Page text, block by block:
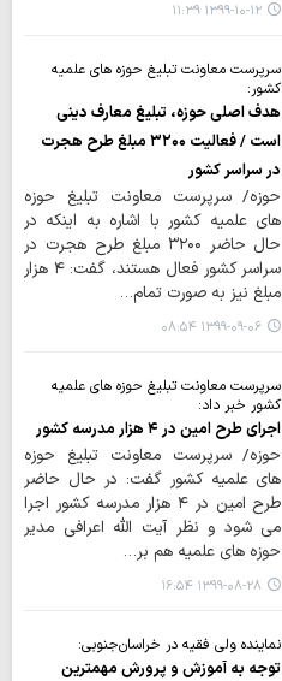
۱۳۹۹-۱۰-۱۲ ۱۱:۳۹
سرپرست معاونت تبلیغ حوزه های علمیه
کشور:
هدف اصلی حوزه، تبلیغ معارف دینی
است / فعالیت ۳۲۰۰ مبلغ طرح هجرت
در سراسر کشور
حوزه/ سرپرست معاونت تبلیغ حوزه
های علمیه کشور با اشاره به اینکه در
حال حاضر ۳۲۰۰ مبلغ طرح هجرت در
سراسر کشور فعال هستند، گفت: ۴ هزار
مبلغ نیز به صورت تمام…
۱۳۹۹-۰۹-۰۶ ۰۸:۵۴
سرپرست معاونت تبلیغ حوزه های علمیه
کشور خبر داد:
اجرای طرح امین در ۴ هزار مدرسه کشور
حوزه/ سرپرست معاونت تبلیغ حوزه
های علمیه کشور گفت: در حال حاضر
طرح امین در ۴ هزار مدرسه کشور اجرا
می شود و نظر آیت الله اعرافی مدیر
حوزه های علمیه هم بر…
۱۳۹۹-۰۸-۲۸ ۱۶:۵۴
نماینده ولی فقیه در خراسان‌جنوبی:
توجه به آموزش و پرورش مهمترین